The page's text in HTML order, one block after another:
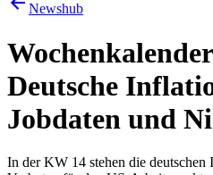
Newshub
Deutsche
Jobdaten und
In der KW 14 stehen die